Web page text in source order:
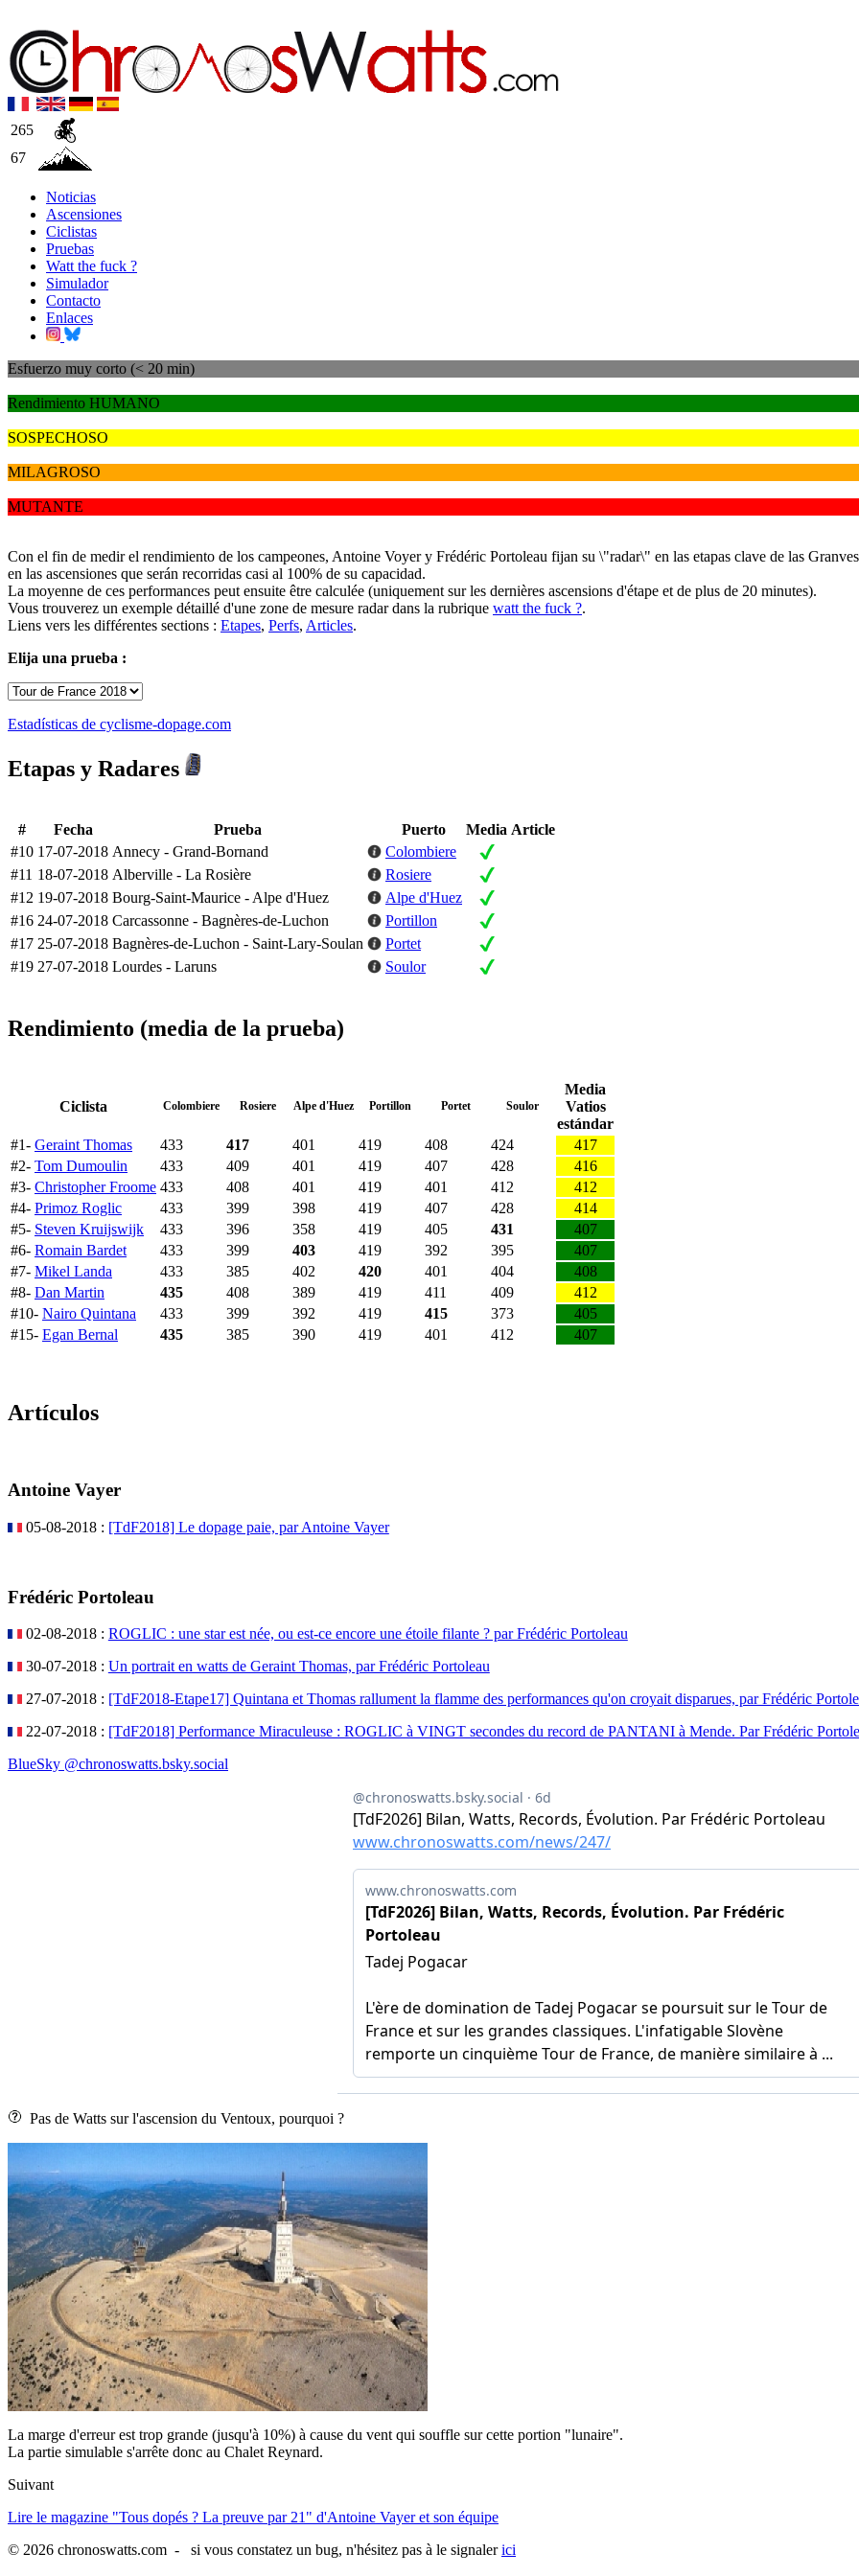
265
67
Noticias
Ascensiones
Ciclistas
Pruebas
Watt the fuck ?
Simulador
Contacto
Enlaces
Esfuerzo muy corto (< 20 min)
Rendimiento HUMANO
SOSPECHOSO
MILAGROSO
MUTANTE
Con el fin de medir el rendimiento de los campeones, Antoine Voyer y Frédéric Portoleau fijan su \"radar\" en las etapas clave de las
en las ascensiones que serán recorridas casi al 100% de su capacidad.
La moyenne de ces performances peut ensuite être calculée (uniquement sur les dernières ascensions d'étape et de plus de 20 minutes).
Vous trouverez un exemple détaillé d'une zone de mesure radar dans la rubrique watt the fuck ?.
Liens vers les différentes sections : Etapes, Perfs, Articles.
Elija una prueba :
Estadísticas de cyclisme-dopage.com
Etapas y Radares
# Fecha Prueba Puerto Media Article
#10 17-07-2018 Annecy - Grand-Bornand
Colombiere
#11 18-07-2018 Alberville - La Rosière
Rosiere
#12 19-07-2018 Bourg-Saint-Maurice - Alpe d'Huez
Alpe d'Huez
#16 24-07-2018 Carcassonne - Bagnères-de-Luchon
Portillon
#17 25-07-2018 Bagnères-de-Luchon - Saint-Lary-Soulan
Portet
#19 27-07-2018 Lourdes - Laruns Soulor
Rendimiento (media de la prueba)
Ciclista Colombiere Rosiere Alpe d'Huez Portillon Portet Soulor
Media
Vatios
estándar
#1- Geraint Thomas 433 417 401 419 408 424
417
#2- Tom Dumoulin 433 409 401 419 407 428
416
#3- Christopher Froome 433 408 401 419 401 412
412
#4- Primoz Roglic 433 399 398 419 407 428
414
#5- Steven Kruijswijk 433 396 358 419 405 431
407
#6- Romain Bardet 433 399 403 419 392 395
407
#7- Mikel Landa 433 385 402 420 401 404
408
#8- Dan Martin 435 408 389 419 411 409
412
#10- Nairo Quintana 433 399 392 419 415 373
405
#15- Egan Bernal 435 385 390 419 401 412 407
Artículos
Antoine Vayer
05-08-2018 : [TdF2018] Le dopage paie, par Antoine Vayer
Frédéric Portoleau
02-08-2018 : ROGLIC : une star est née, ou est-ce encore une étoile filante ? par Frédéric Portoleau
30-07-2018 : Un portrait en watts de Geraint Thomas, par Frédéric Portoleau
27-07-2018 : [TdF2018-Etape17] Quintana et Thomas rallument la flamme des performances qu'on croyait disparues, par Frédéric
22-07-2018 : [TdF2018] Performance Miraculeuse : ROGLIC à VINGT secondes du record de PANTANI à Mende. Par Frédéric
BlueSky @chronoswatts.bsky.social
Pas de Watts sur l'ascension du Ventoux, pourquoi ?
La marge d'erreur est trop grande (jusqu'à 10%) à cause du vent qui souffle sur cette portion "lunaire".
La partie simulable s'arrête donc au Chalet Reynard.
Suivant
Lire le magazine "Tous dopés ? La preuve par 21" d'Antoine Vayer et son équipe
© 2026 chronoswatts.com - si vous constatez un bug, n'hésitez pas à le signalerici